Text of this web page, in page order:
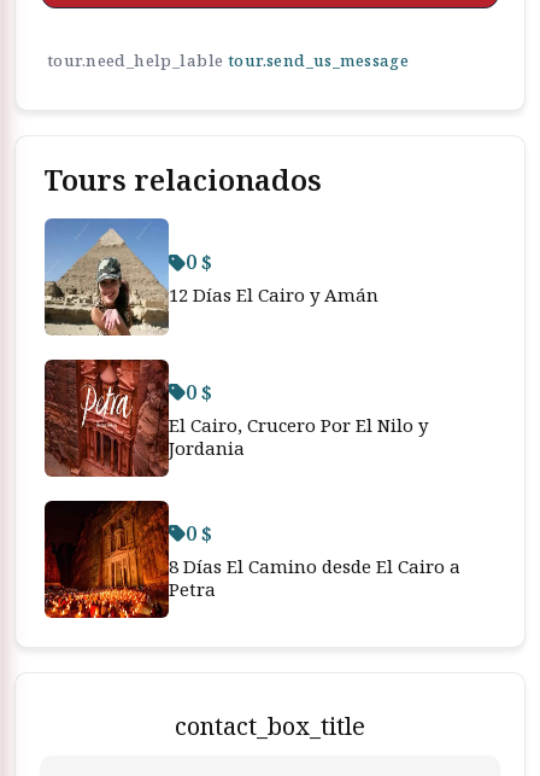
tour.need_help_lable tour.send_us_message
Tours relacionados
0 $
12 Días El Cairo y Amán
0 $
El Cairo, Crucero Por El Nilo y
Jordania
0 $
8 Días El Camino desde El Cairo a
Petra
contact_box_title